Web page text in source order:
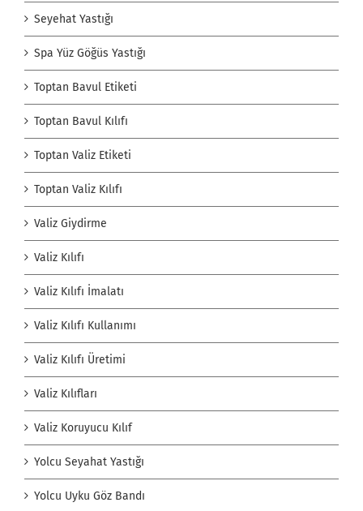
Seyehat Yastığı
Spa Yüz Göğüs Yastığı
Toptan Bavul Etiketi
Toptan Bavul Kılıfı
Toptan Valiz Etiketi
Toptan Valiz Kılıfı
Valiz Giydirme
Valiz Kılıfı
Valiz Kılıfı İmalatı
Valiz Kılıfı Kullanımı
Valiz Kılıfı Üretimi
Valiz Kılıfları
Valiz Koruyucu Kılıf
Yolcu Seyahat Yastığı
Yolcu Uyku Göz Bandı